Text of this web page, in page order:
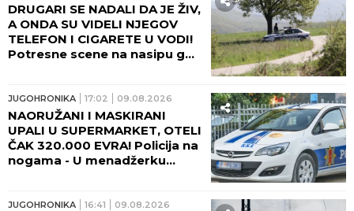
DRUGARI SE NADALI DA JE ŽIV,
A ONDA SU VIDELI NJEGOV
TELEFON I CIGARETE U VODI!
Potresne scene na nasipu gde
JUGOHRONIKA 17:02 09.08.2026
NAORUŽANI I MASKIRANI
UPALI U SUPERMARKET, OTELI
ČAK 320.000 EVRA! Policija na
nogama - U menadžerku
JUGOHRONIKA 16:41 09.08.2026